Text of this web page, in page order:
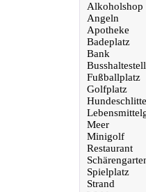
Alkoholshop
Angeln
Apotheke
Badeplatz
Bank
Fußballplatz
Golfplatz
Meer
Minigolf
Restaurant
Spielplatz
Strand